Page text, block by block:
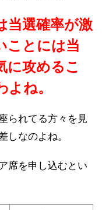
当選確率が激
ことには当
に攻めるこ
ね。
られてる方々を見
しなのよね。
席を申し込むとい